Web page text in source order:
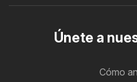
Únete a
Cómo